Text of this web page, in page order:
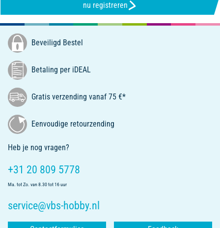
nu registreren
Beveiligd Bestel
Betaling per iDEAL
Gratis verzending vanaf 75 €*
Eenvoudige retourzending
Heb je nog vragen?
+31 20 809 5778
Ma. tot Zo. van 8.30 tot 16 uur
service@vbs-hobby.nl